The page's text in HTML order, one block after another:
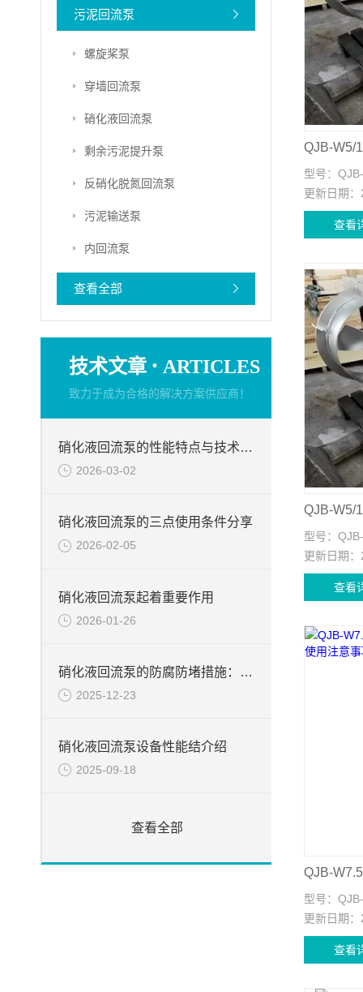
污泥回流泵
螺旋桨泵
穿墙回流泵
硝化液回流泵
剩余污泥提升泵
反硝化脱氮回流泵
污泥输送泵
内回流泵
查看全部
技术文章 · ARTICLES
致力于成为合格的解决方案供应商！
硝化液回流泵的性能特点与技术要求介绍
2026-03-02
硝化液回流泵的三点使用条件分享
2026-02-05
硝化液回流泵起着重要作用
2026-01-26
硝化液回流泵的防腐防堵措施：预防结垢与堵塞的有效方法
2025-12-23
硝化液回流泵设备性能结介绍
2025-09-18
查看全部
型号：
更新日期：
查看
型号：
更新日期：
查看
型号：
更新日期：
查看